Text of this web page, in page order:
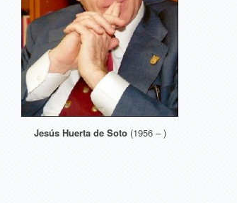
Jesús Huerta de Soto(1956 – )